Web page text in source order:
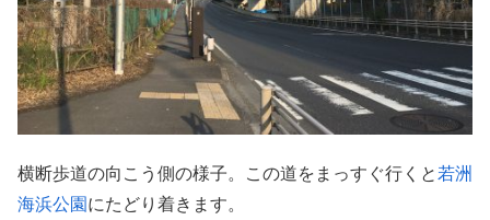
横断歩道の向こう側の様子。この道をまっすぐ行くと 若洲
海浜公園 にたどり着きます。